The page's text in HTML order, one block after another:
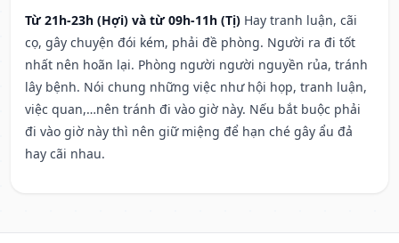
Từ 21h-23h (Hợi) và từ 09h-11h (Tị) Hay tranh luận, cãi
cọ, gây chuyện đói kém, phải đề phòng. Người ra đi tốt
nhất nên hoãn lại. Phòng người người nguyền rủa, tránh
lây bệnh. Nói chung những việc như hội họp, tranh luận,
việc quan,…nên tránh đi vào giờ này. Nếu bắt buộc phải
đi vào giờ này thì nên giữ miệng để hạn ché gây ẩu đả
hay cãi nhau.